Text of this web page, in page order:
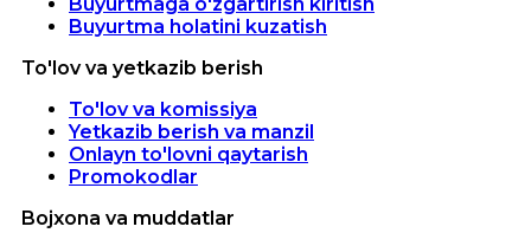
Buyurtma holatini kuzatish
To'lov va yetkazib berish
To'lov va komissiya
Yetkazib berish va manzil
Onlayn to'lovni qaytarish
Promokodlar
Bojxona va muddatlar